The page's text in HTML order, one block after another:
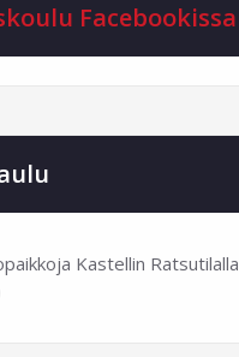
Facebookissa
Kastellin Ratsutilalla